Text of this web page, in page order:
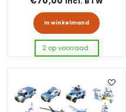
In winkelmand
2 op voorraad .